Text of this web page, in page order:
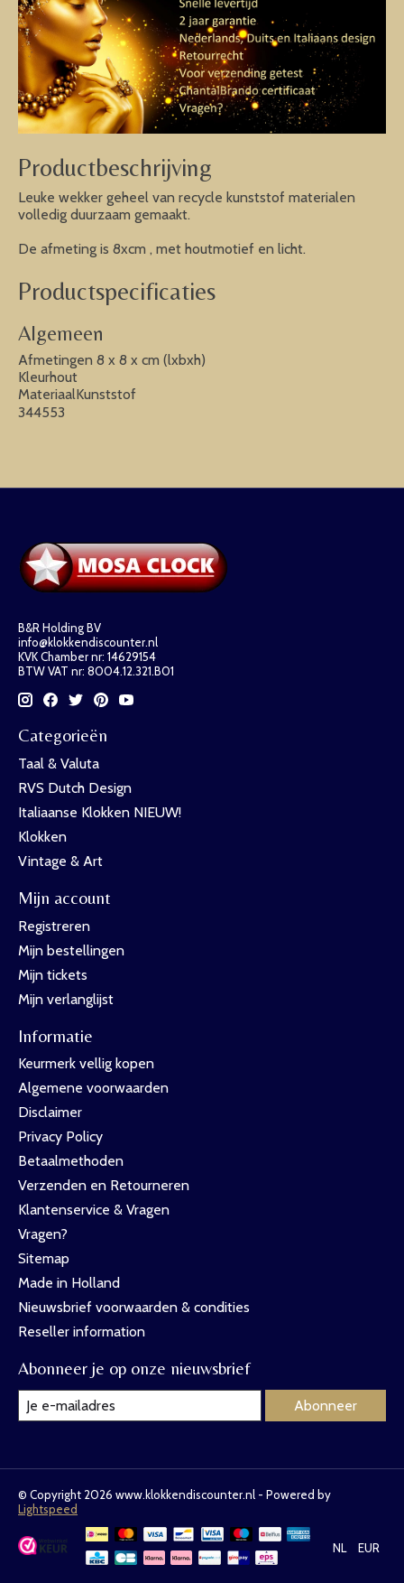
Productbeschrijving
Leuke wekker geheel van recycle kunststof materialen
volledig duurzaam gemaakt.
De afmeting is 8xcm , met houtmotief en licht.
Productspecificaties
Algemeen
Afmetingen 8 x 8 x cm (lxbxh)
Kleurhout
MateriaalKunststof
344553
B&R Holding BV
info@klokkendiscounter.nl
KVK Chamber nr: 14629154
BTW VAT nr: 8004.12.321.B01
Categorieën
Taal & Valuta
RVS Dutch Design
Italiaanse Klokken NIEUW!
Klokken
Vintage & Art
Mijn account
Registreren
Mijn bestellingen
Mijn tickets
Mijn verlanglijst
Informatie
Keurmerk vellig kopen
Algemene voorwaarden
Disclaimer
Privacy Policy
Betaalmethoden
Verzenden en Retourneren
Klantenservice & Vragen
Vragen?
Sitemap
Made in Holland
Nieuwsbrief voorwaarden & condities
Reseller information
Abonneer je op onze nieuwsbrief
Abonneer
© Copyright 2026 www.klokkendiscounter.nl - Powered by
Lightspeed
NL EUR